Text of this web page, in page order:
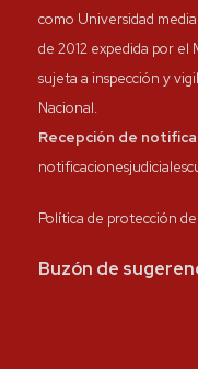
como Universidad
de 2012 expedida por el
sujeta a inspección y
Nacional.
Recepción de
Política de protección
Buzón de